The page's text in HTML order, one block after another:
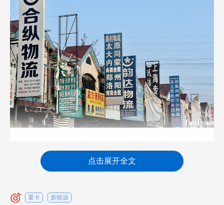
现一个与渗透率数据表现不同的现象——合肥零担
干线物流企业，目前几乎无人使用新能源货车。
这究竟是为什么？
点击展开全文
重卡 新能源